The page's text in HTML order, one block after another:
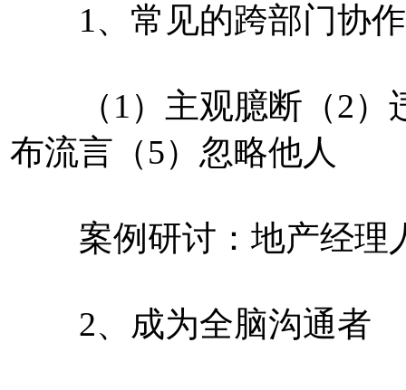
1、常见的跨部门协作
（1）主观臆断（2）
布流言（5）忽略他人
案例研讨：地产经理
2、成为全脑沟通者